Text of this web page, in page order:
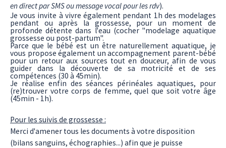
en direct par SMS ou message vocal pour les rdv).
Je vous invite à vivre également pendant 1h des modelages
pendant ou après la grossesse, pour un moment de
profonde détente dans l'eau (cocher "modelage aquatique
grossesse ou post-partum".
Parce que le bébé est un être naturellement aquatique, je
vous propose également un accompagnement parent-bébé
pour un retour aux sources tout en douceur, afin de vous
guider dans la découverte de sa motricité et de ses
compétences (30 à 45min).
Je réalise enfin des séances périnéales aquatiques, pour
(re)trouver votre corps de femme, quel que soit votre âge
(45min - 1h).
Pour les suivis de grossesse :
Merci d'amener tous les documents à votre disposition
(bilans sanguins, échographies...) afin que je puisse